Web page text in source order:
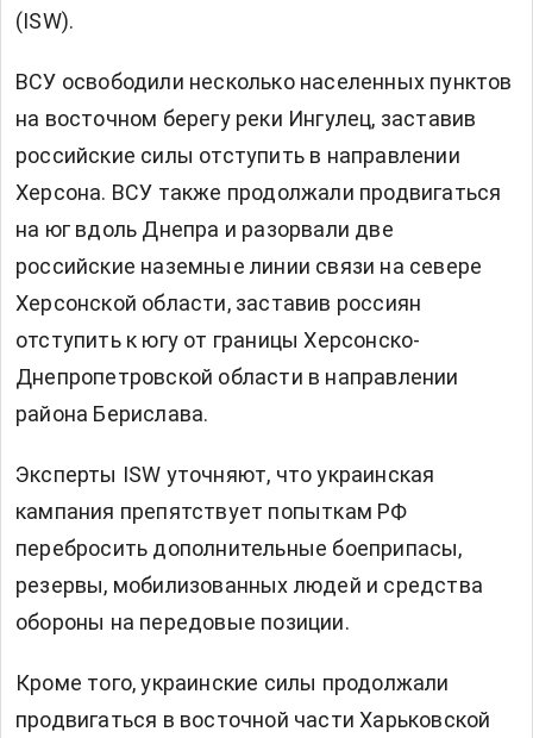
(ISW).
ВСУ освободили несколько населенных пунктов
на восточном берегу реки Ингулец, заставив
российские силы отступить в направлении
Херсона. ВСУ также продолжали продвигаться
на юг вдоль Днепра и разорвали две
российские наземные линии связи на севере
Херсонской области, заставив россиян
отступить к югу от границы Херсонско-
Днепропетровской области в направлении
района Берислава.
Эксперты ISW уточняют, что украинская
кампания препятствует попыткам РФ
перебросить дополнительные боеприпасы,
резервы, мобилизованных людей и средства
обороны на передовые позиции.
Кроме того, украинские силы продолжали
продвигаться в восточной части Харьковской